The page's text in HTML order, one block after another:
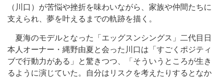
（川口）が苦悩や挫折を味わいながら、家族や仲間たちに
支えられ、夢を叶えるまでの軌跡を描く。
夏海のモデルとなった「エッグスンシングス」二代目日
本人オーナー・縄野由夏と会った川口は「すごくポジティ
ブで行動力がある」と驚きつつ、「そういうところが生き
るように演じていた。自分はリスクを考えたりするとなか